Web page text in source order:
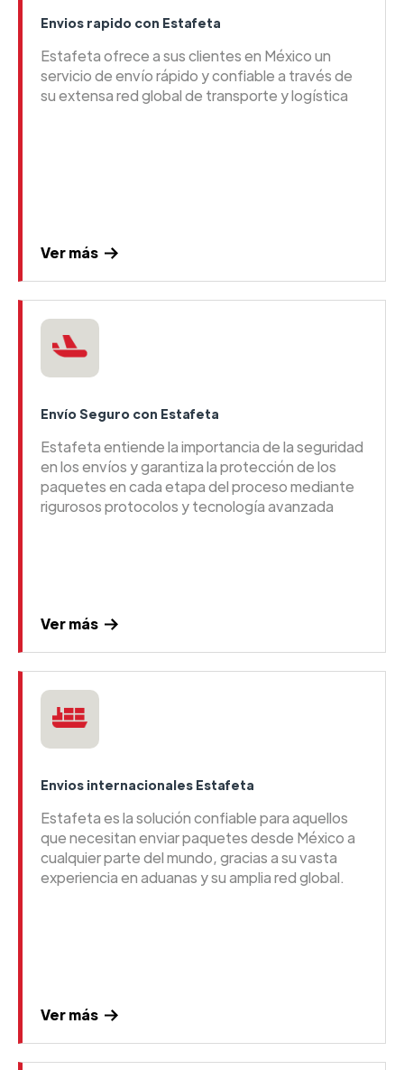
Envios rapido con Estafeta
Estafeta ofrece a sus clientes en México un
servicio de envío rápido y confiable a través de
su extensa red global de transporte y logística
Ver más
Envío Seguro con Estafeta
Estafeta entiende la importancia de la seguridad
en los envíos y garantiza la protección de los
paquetes en cada etapa del proceso mediante
rigurosos protocolos y tecnología avanzada
Ver más
Envios internacionales Estafeta
Estafeta es la solución confiable para aquellos
que necesitan enviar paquetes desde México a
cualquier parte del mundo, gracias a su vasta
experiencia en aduanas y su amplia red global.
Ver más